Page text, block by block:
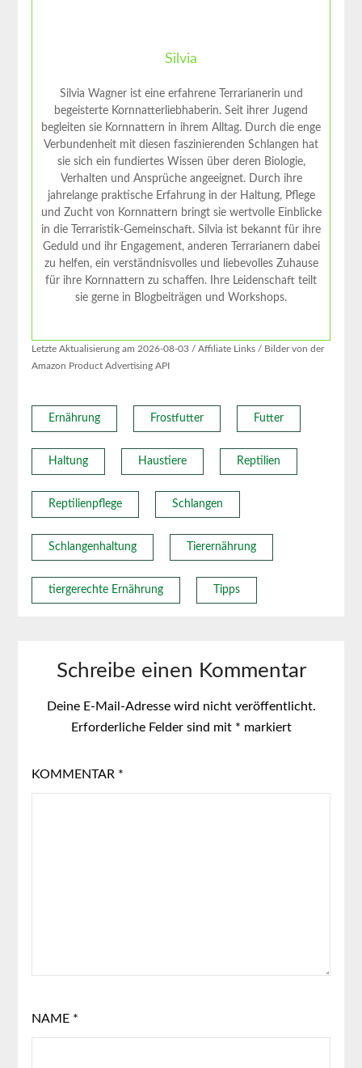
Silvia
Silvia Wagner ist eine erfahrene Terrarianerin und
begeisterte Kornnatterliebhaberin. Seit ihrer Jugend
begleiten sie Kornnattern in ihrem Alltag. Durch die enge
Verbundenheit mit diesen faszinierenden Schlangen hat
sie sich ein fundiertes Wissen über deren Biologie,
Verhalten und Ansprüche angeeignet. Durch ihre
jahrelange praktische Erfahrung in der Haltung, Pflege
und Zucht von Kornnattern bringt sie wertvolle Einblicke
in die Terraristik-Gemeinschaft. Silvia ist bekannt für ihre
Geduld und ihr Engagement, anderen Terrarianern dabei
zu helfen, ein verständnisvolles und liebevolles Zuhause
für ihre Kornnattern zu schaffen. Ihre Leidenschaft teilt
sie gerne in Blogbeiträgen und Workshops.
Letzte Aktualisierung am 2026-08-03 / Affiliate Links / Bilder von der
Amazon Product Advertising API
Ernährung Frostfutter Futter
Haltung Haustiere Reptilien
Reptilienpflege Schlangen
Schlangenhaltung Tierernährung
tiergerechte Ernährung Tipps
Schreibe einen Kommentar
Deine E-Mail-Adresse wird nicht veröffentlicht.
Erforderliche Felder sind mit * markiert
KOMMENTAR *
NAME *